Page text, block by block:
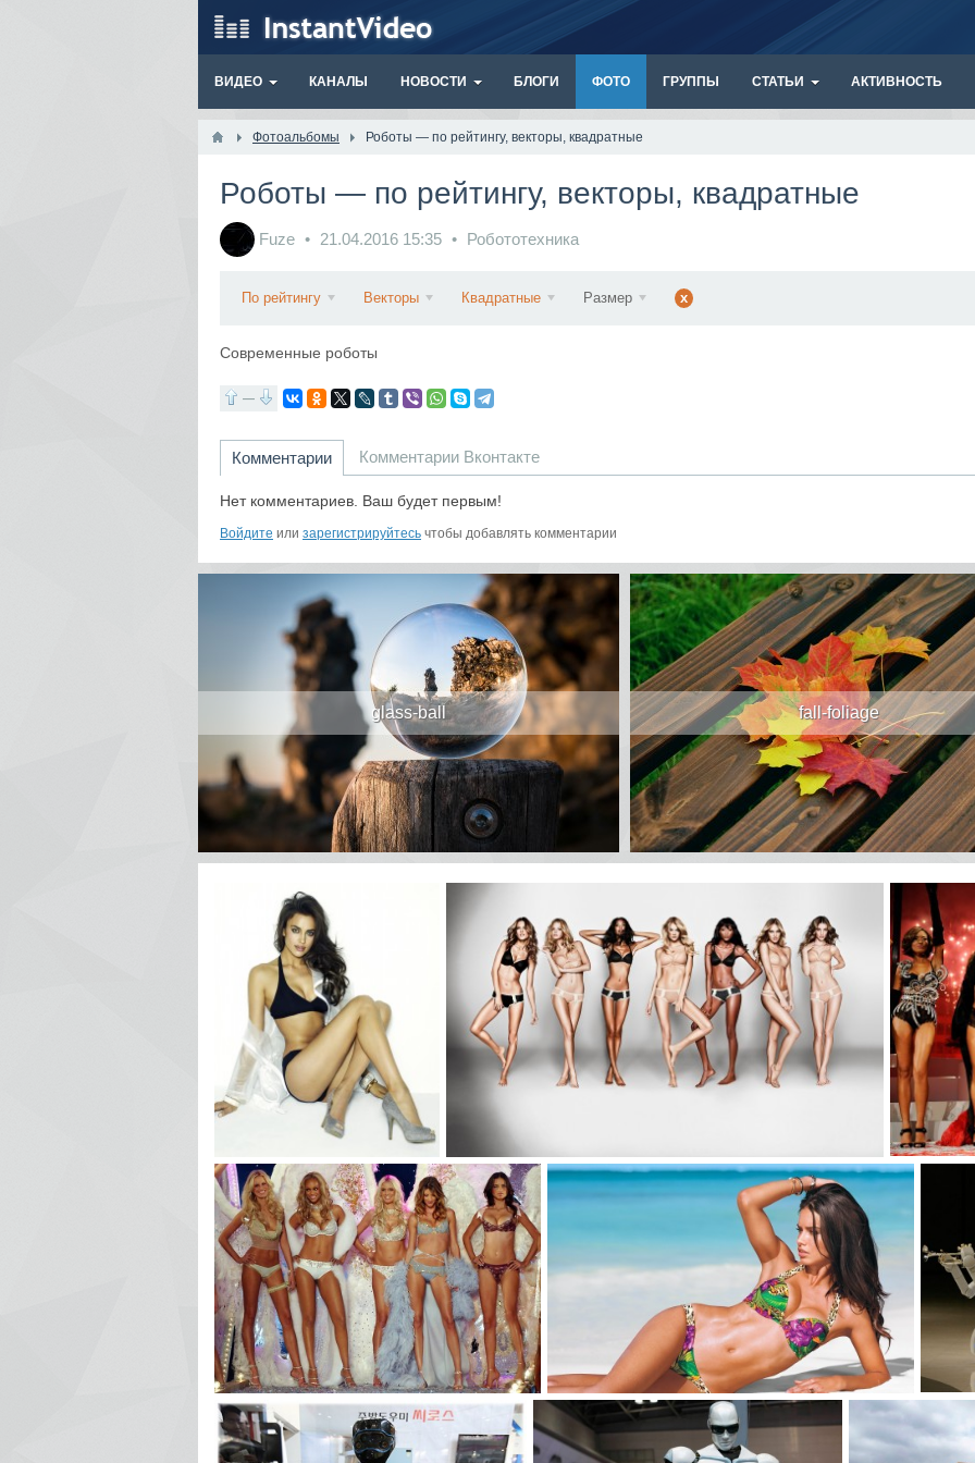
ВИДЕО КАНАЛЫ НОВОСТИ БЛОГИ ФОТО ГРУППЫ СТАТЬИ АКТИВНОСТЬ
Фотоальбомы Роботы — по рейтингу, векторы, квадратные
Роботы — по рейтингу, векторы, квадратные
Fuze 21.04.2016 15:35 Робототехника
По рейтингу Векторы Квадратные Размер x
Современные роботы
—
Комментарии Комментарии Вконтакте
Нет комментариев. Ваш будет первым!
Войдите или зарегистрируйтесь чтобы добавлять комментарии
glass-ball fall-foliage